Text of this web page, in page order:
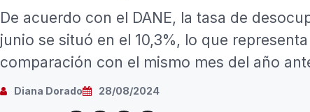
De acuerdo con el DANE, la tasa de
junio se situó en el 10,3%, lo que
comparación con el mismo mes del año
Diana Dorado 28/08/2024